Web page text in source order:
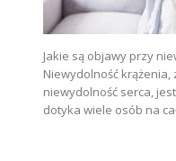
Jakie są objawy przy
Niewydolność
niewydolność serca,
dotyka wiele osób na